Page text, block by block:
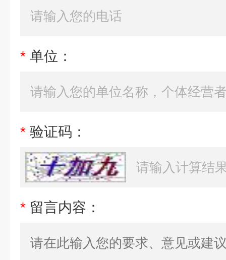
* 单位：
* 验证码：
* 留言内容：